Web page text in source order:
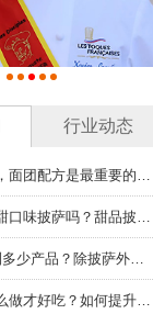
行业动态
想做好披萨，面团配方是最重要的吗？
门店能上架甜口味披萨吗？甜品披萨适合国人口味吗？
8天可以学到多少产品？除披萨外，第六代披萨创业班还教授这些……
披萨面饼怎么做才好吃？如何提升披萨饼的风味？